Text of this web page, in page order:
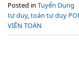
Posted in Tuyển Dụng
tư duy,toán tư duy
VIÊN TOÁN